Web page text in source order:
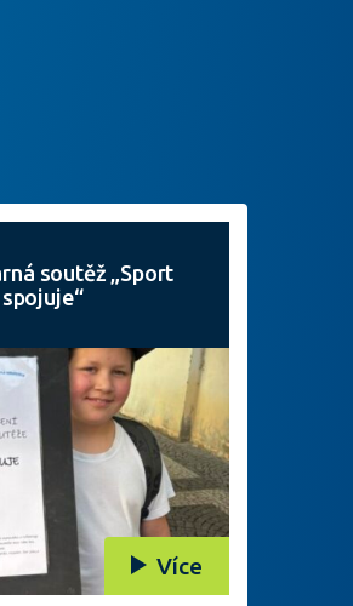
soutěž „Sport
Více